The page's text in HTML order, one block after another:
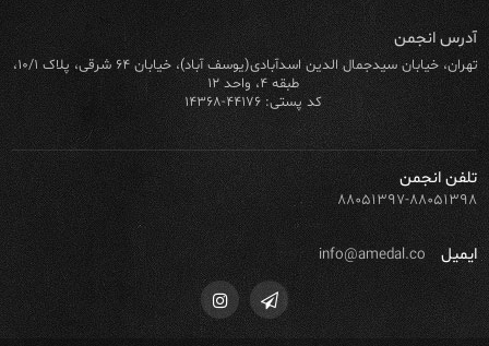
آدرس انجمن
تهران، خیابان سیدجمال الدین اسدآبادی(یوسف آباد)، خیابان ۶۴ شرقی، پلاک ۱۰/۱،
طبقه ۴، واحد ۱۲
کد پستی: ۴۴۱۷۶-۱۴۳۶۸
تلفن انجمن
۸۸۰۵۱۳۹۷-۸۸۰۵۱۳۹۸
ایمیل info@amedal.co